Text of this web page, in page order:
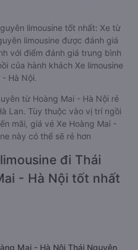
limousine tốt nhất: Xe từ
limousine được đánh giá
với điểm đánh giá trung bình
của hành khách Xe limousine
Hà Nội.
từ Hoàng Mai - Hà Nội rẻ
Lan. Tùy thuộc vào vị trí ngồi
mãi, giá vé Xe Hoàng Mai -
này có thể sẽ rẻ hơn
đi Thái
- Hà Nội tốt nhất
Mai - Hà Nội Thái Nguyên